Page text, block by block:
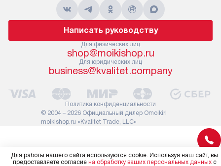
Написать руководству
Для физических лиц
shop@moikishop.ru
Для юридических лиц
business@kvalitet.company
© 2004 – 2026 Официальный дилер Omoikiri
moikishop.ru «Kvalitet Trade, LLC»
Политика конфиденциальности
Для работы нашего сайта используются cookie. Используя наш сайт, вы
предоставляете согласие на обработку ваших персональных данныхс